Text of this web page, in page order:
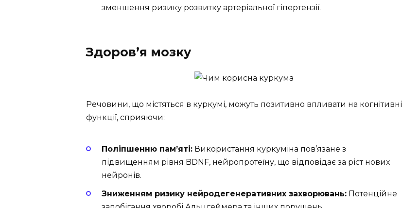
зменшення ризику розвитку артеріальної гіпертензії.
Здоров’я мозку
Речовини, що містяться в куркумі, можуть позитивно впливати на когнітивні
функції, сприяючи:
Поліпшенню пам’яті: Використання куркуміна пов’язане з
підвищенням рівня BDNF, нейропротеїну, що відповідає за ріст нових
нейронів.
Зниженням ризику нейродегенеративних захворювань: Потенційне